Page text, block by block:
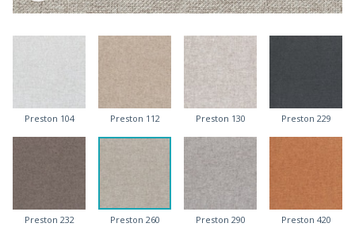
Preston 104 Preston 112 Preston 130 Preston 229
Preston 232 Preston 260 Preston 290 Preston 420